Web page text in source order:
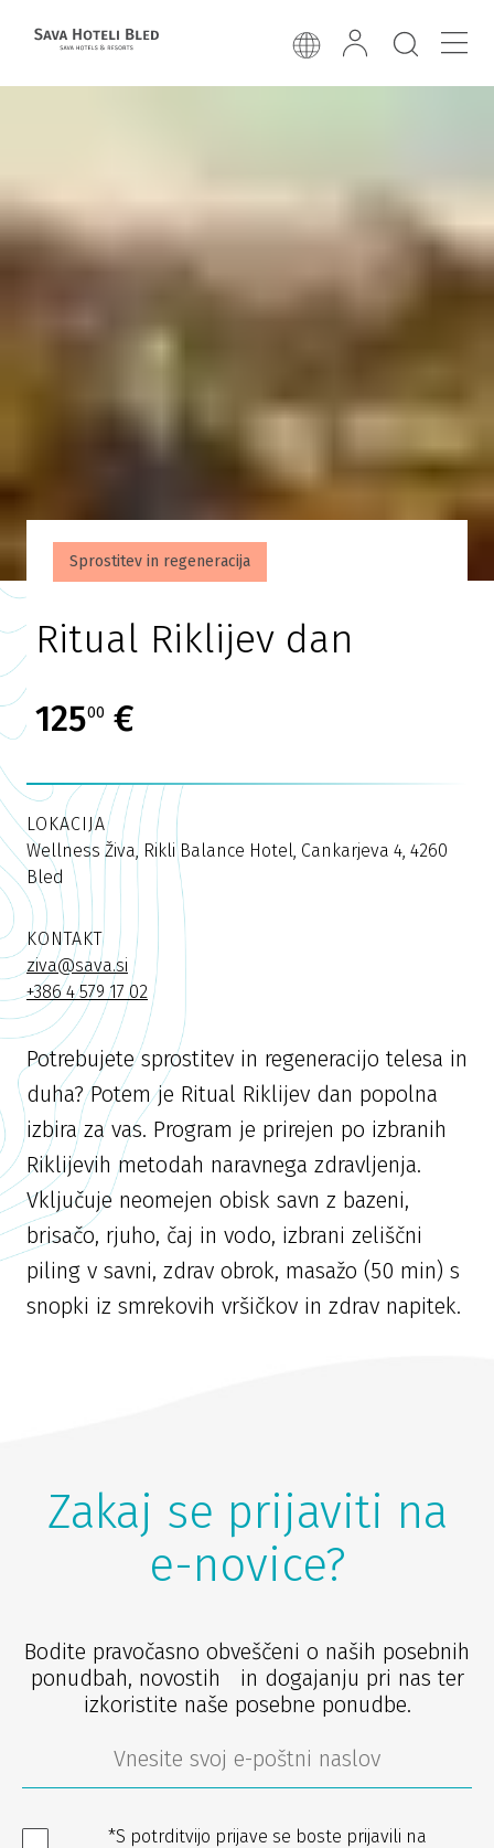
Sprostitev in regeneracija
Ritual Riklijev dan
12500 €
LOKACIJA
Wellness Živa, Rikli Balance Hotel, Cankarjeva 4, 4260
Bled
KONTAKT
ziva@sava.si
+386 4 579 17 02
Potrebujete sprostitev in regeneracijo telesa in
duha? Potem je Ritual Riklijev dan popolna
izbira za vas. Program je prirejen po izbranih
Riklijevih metodah naravnega zdravljenja.
Vključuje neomejen obisk savn z bazeni,
brisačo, rjuho, čaj in vodo, izbrani zeliščni
piling v savni, zdrav obrok, masažo (50 min) s
snopki iz smrekovih vršičkov in zdrav napitek.
Zakaj se prijaviti na
e-novice?
Bodite pravočasno obveščeni o naših posebnih
ponudbah, novostih in dogajanju pri nas ter
izkoristite naše posebne ponudbe.
*S potrditvijo prijave se boste prijavili na